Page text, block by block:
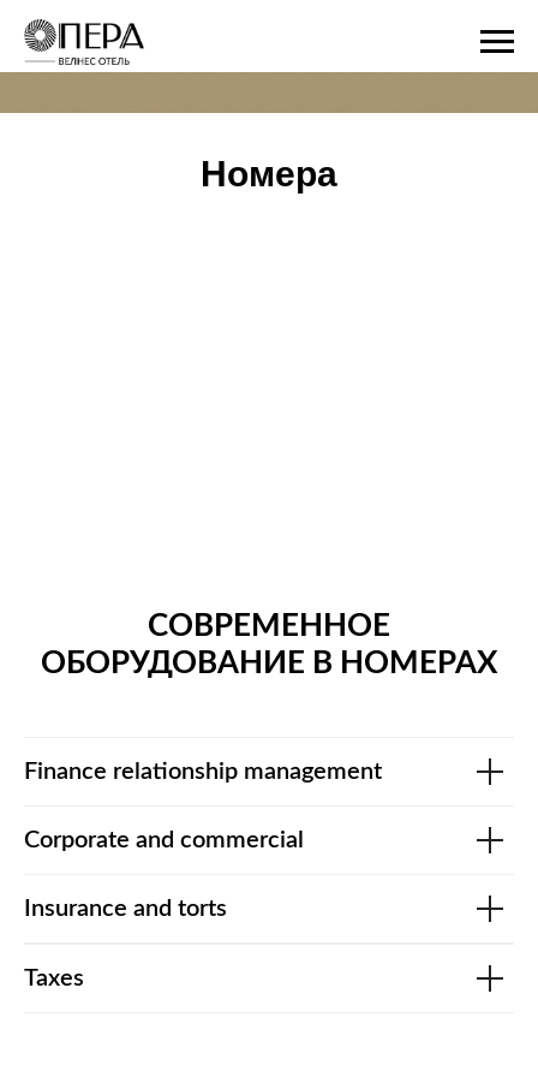
Номера
СОВРЕМЕННОЕ
ОБОРУДОВАНИЕ В НОМЕРАХ
Finance relationship management
Corporate and commercial
Insurance and torts
Taxes